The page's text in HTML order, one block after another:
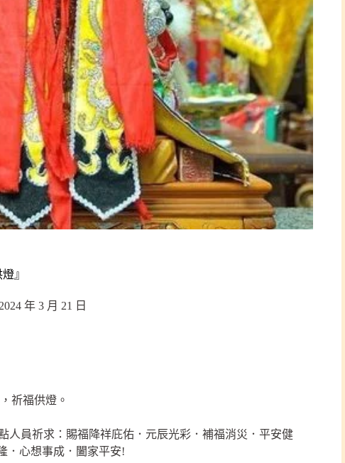
』
2024 年 3 月 21 日
祈福供燈。
人員祈求：賜福降祥庇佑．元辰光彩．補福消災．平安健
．心想事成．闔家平安!